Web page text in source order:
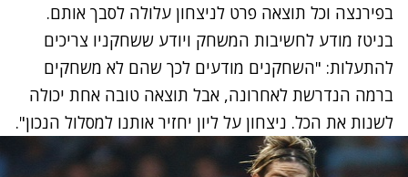
בפירנצה וכל תוצאה פרט לניצחון עלולה לסבך אותם.
בניטז מודע לחשיבות המשחק ויודע ששחקניו צריכים
להתעלות: "השחקנים מודעים לכך שהם לא משחקים
ברמה הנדרשת לאחרונה, אבל תוצאה טובה אחת יכולה
לשנות את הכל. ניצחון על ליון יחזיר אותנו למסלול הנכון".